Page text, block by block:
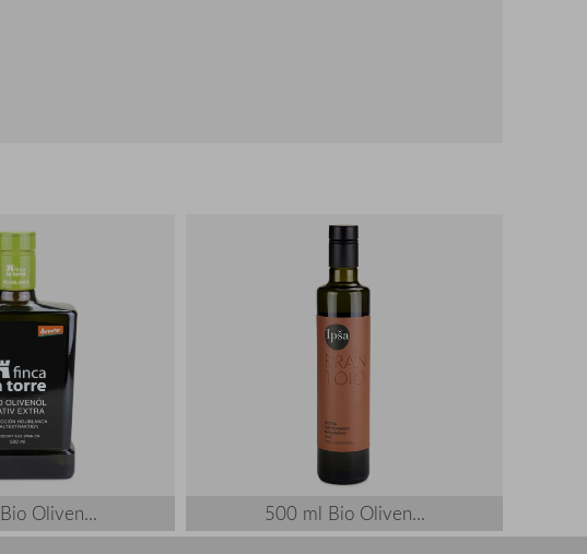
Oliven... 500 ml Bio Oliven...